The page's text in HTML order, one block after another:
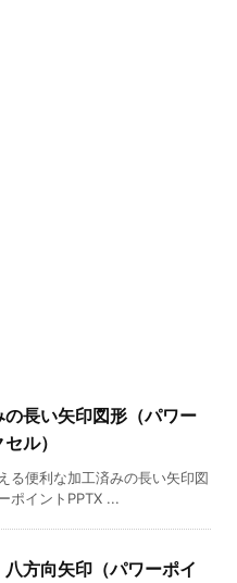
長い矢印図形（パワー
ル）
る便利な加工済みの長い矢印図
ポイントPPTX ...
方向矢印（パワーポイ